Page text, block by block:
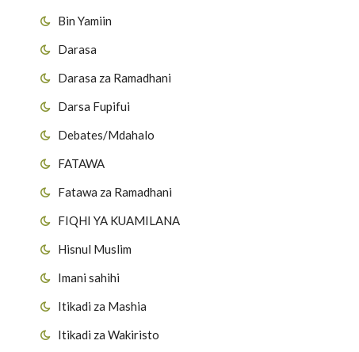
Bin Yamiin
Darasa
Darasa za Ramadhani
Darsa Fupifui
Debates/Mdahalo
FATAWA
Fatawa za Ramadhani
FIQHI YA KUAMILANA
Hisnul Muslim
Imani sahihi
Itikadi za Mashia
Itikadi za Wakiristo